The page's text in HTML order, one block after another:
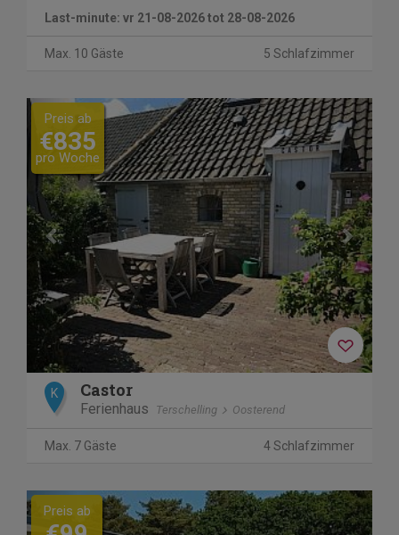
Last-minute: vr 21-08-2026 tot 28-08-2026
Max. 10 Gäste 5 Schlafzimmer
Previous Next
Preis ab
€835
pro Woche
K Castor
Ferienhaus Terschelling Oosterend
Max. 7 Gäste 4 Schlafzimmer
Previous Next
Preis ab